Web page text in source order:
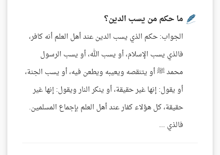
ما حكم من يسب الدين؟
الجواب: حكم الذي يسب الدين عند أهل العلم أنه كافر،
فالذي يسب الإسلام، أو يسب الله، أو يسب الرسول
محمد ﷺ أو يتنقصه ويعيبه ويطعن فيه، أو يسب الجنة،
أو يقول: إنها غير حقيقة، أو ينكر النار ويقول: إنها غير
حقيقة، كل هؤلاء كفار عند أهل العلم بإجماع المسلمين.
فالذي ...